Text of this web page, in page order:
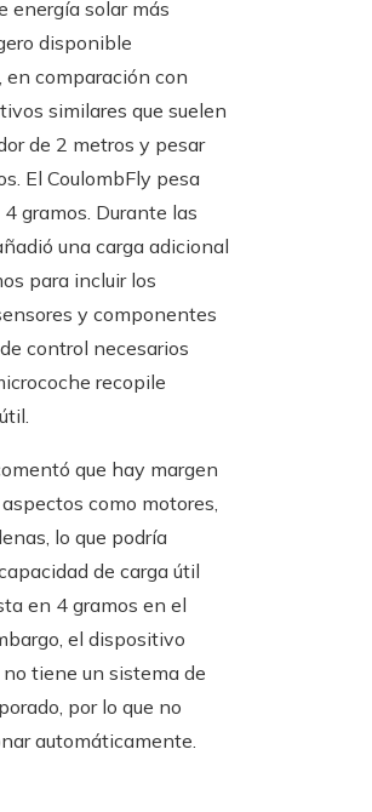
energía solar más
disponible
en comparación con
similares que suelen
de 2 metros y pesar
El CoulombFly pesa
gramos. Durante las
una carga adicional
para incluir los
y componentes
control necesarios
recopile
que hay margen
como motores,
lo que podría
de carga útil
en 4 gramos en el
el dispositivo
tiene un sistema de
por lo que no
automáticamente.